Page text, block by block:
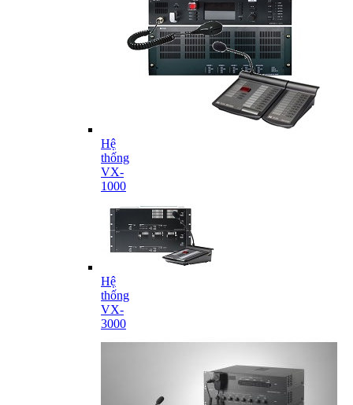
Hệ
thống
VX-
1000
Hệ
thống
VX-
3000